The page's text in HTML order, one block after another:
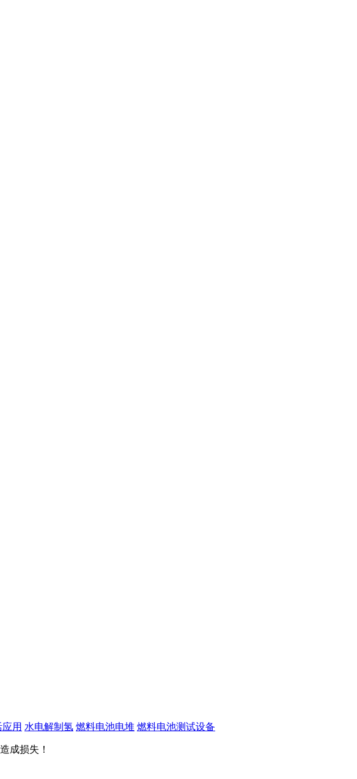
用 水电解制氢 燃料电池电堆 燃料电池测试设备
成损失！